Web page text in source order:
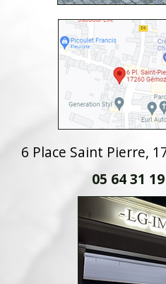
6 Place Saint Pierre,
05 64 31